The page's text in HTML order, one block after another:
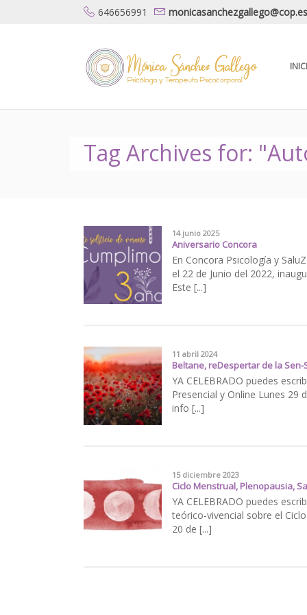
646656991 monicasanchezgallego@cop.es
Tag Archives for:
14 junio 2025
Aniversario Concora
En Concora Psicología y
el 22 de Junio del 2022,
Este [...]
11 abril 2024
Beltane, reDespertar de la
YA CELEBRADO puedes
Presencial y Online Lunes 29
info [...]
15 diciembre 2023
Ciclo Menstrual, Plenopausia,
YA CELEBRADO puedes
teórico-vivencial sobre el
20 de [...]